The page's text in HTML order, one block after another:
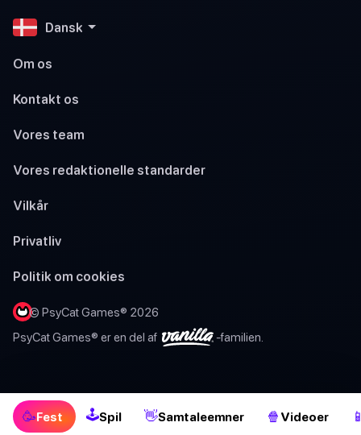
🥳Fest 🕹Spil 👋Samtaleemner 🍿 Videoer
Dansk
Om os
Kontakt os
Vores team
Vores redaktionelle standarder
Vilkår
Privatliv
Politik om cookies
© PsyCat Games® 2026
PsyCat Games® er en del af
-familien.